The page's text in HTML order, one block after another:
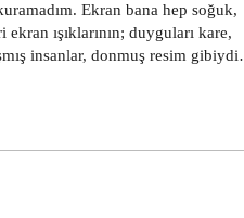
Ekran bana hep soğuk,
ışıklarının; duyguları kare,
insanlar, donmuş resim gibiydi.
Güneş” adını ilk...